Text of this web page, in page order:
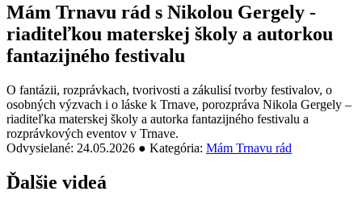
Mám Trnavu rád s Nikolou Gergely -
riaditeľkou materskej školy a autorkou
fantazijného festivalu
O fantázii, rozprávkach, tvorivosti a zákulisí tvorby festivalov, o
osobných výzvach i o láske k Trnave, porozpráva Nikola Gergely –
riaditeľka materskej školy a autorka fantazijného festivalu a
rozprávkových eventov v Trnave.
Odvysielané: 24.05.2026 ● Kategória: Mám Trnavu rád
Ďalšie videá